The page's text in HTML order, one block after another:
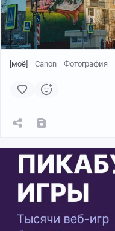
[моё] Canon Фотография